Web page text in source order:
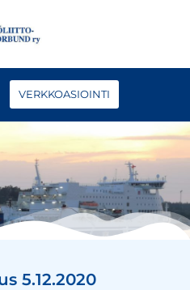
VERKKOASIOINTI
5.12.2020